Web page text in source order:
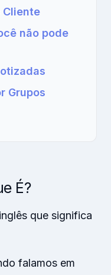
Cliente
não pode
Grupos
É?
que significa
falamos em